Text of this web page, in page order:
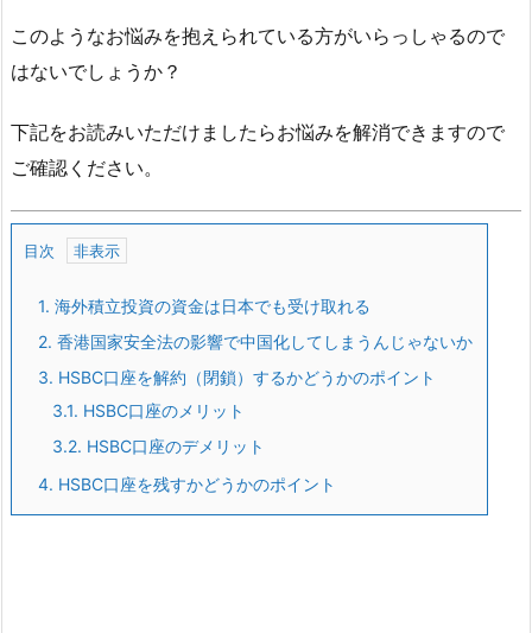
このようなお悩みを抱えられている方がいらっしゃるので
はないでしょうか？
下記をお読みいただけましたらお悩みを解消できますので
ご確認ください。
目次
1. 海外積立投資の資金は日本でも受け取れる
2. 香港国家安全法の影響で中国化してしまうんじゃないか
3. HSBC口座を解約（閉鎖）するかどうかのポイント
3.1. HSBC口座のメリット
3.2. HSBC口座のデメリット
4. HSBC口座を残すかどうかのポイント